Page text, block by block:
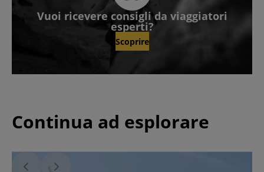
Vuoi ricevere consigli da viaggiatori
esperti?
Scoprire
Continua ad esplorare